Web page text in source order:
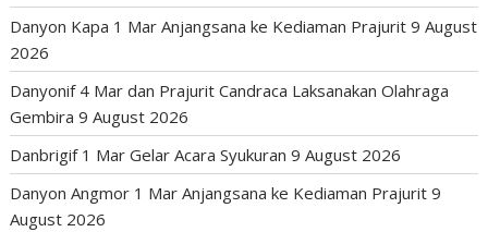
Danyon Kapa 1 Mar Anjangsana ke Kediaman Prajurit 9 August
2026
Danyonif 4 Mar dan Prajurit Candraca Laksanakan Olahraga
Gembira 9 August 2026
Danbrigif 1 Mar Gelar Acara Syukuran 9 August 2026
Danyon Angmor 1 Mar Anjangsana ke Kediaman Prajurit 9
August 2026